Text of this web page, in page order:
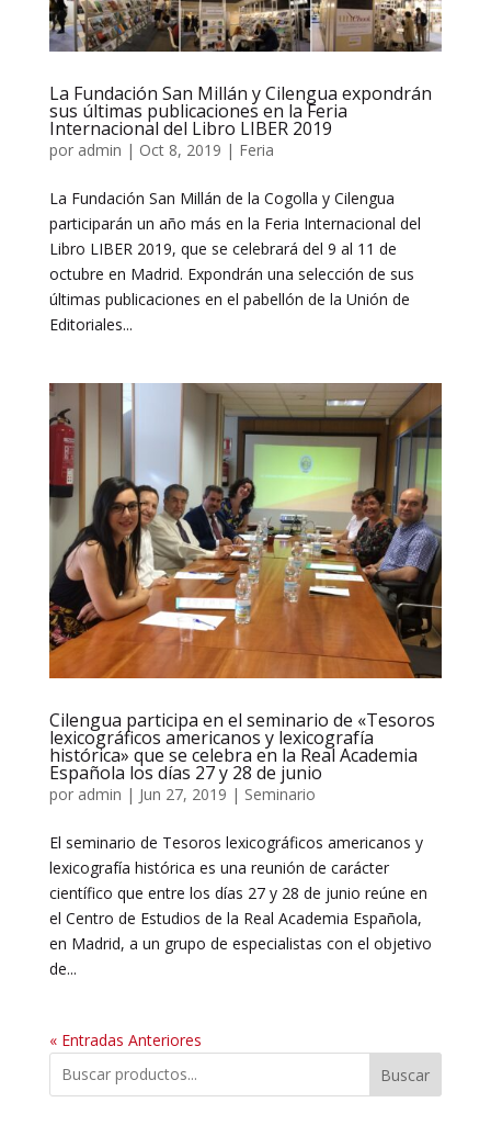
La Fundación San Millán y Cilengua expondrán
sus últimas publicaciones en la Feria
Internacional del Libro LIBER 2019
por admin | Oct 8, 2019 | Feria
La Fundación San Millán de la Cogolla y Cilengua
participarán un año más en la Feria Internacional del
Libro LIBER 2019, que se celebrará del 9 al 11 de
octubre en Madrid. Expondrán una selección de sus
últimas publicaciones en el pabellón de la Unión de
Editoriales...
Cilengua participa en el seminario de «Tesoros
lexicográficos americanos y lexicografía
histórica» que se celebra en la Real Academia
Española los días 27 y 28 de junio
por admin | Jun 27, 2019 | Seminario
El seminario de Tesoros lexicográficos americanos y
lexicografía histórica es una reunión de carácter
científico que entre los días 27 y 28 de junio reúne en
el Centro de Estudios de la Real Academia Española,
en Madrid, a un grupo de especialistas con el objetivo
de...
« Entradas Anteriores
Buscar